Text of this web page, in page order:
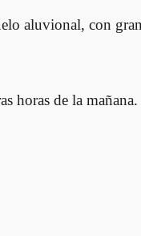
aluvional, con
horas de la mañana.